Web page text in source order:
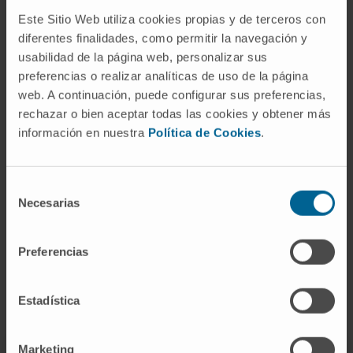
Este Sitio Web utiliza cookies propias y de terceros con
diferentes finalidades, como permitir la navegación y
usabilidad de la página web, personalizar sus
preferencias o realizar analíticas de uso de la página
web. A continuación, puede configurar sus preferencias,
rechazar o bien aceptar todas las cookies y obtener más
información en nuestra Política de Cookies.
Necesarias
Preferencias
Estadística
Marketing
de medida y solo ha recibido observaciones de
mejora en 16 de ellos. “Los resultados del informe,
con un cumplimiento tan alto de los estándares, son
un estímulo para seguir trabajando e implantar las
recomendaciones realizadas por expertos en calidad
a nivel internacional”, afirma Juana Labiano.
mayo de 2004, lo que le convierte en uno de los
en España. En los próximos meses, la sede de la
Clínica Universidad de Navarra en Madrid solicitará